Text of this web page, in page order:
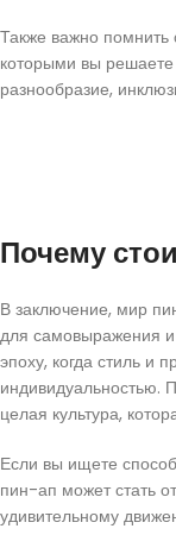
Также важно помнить
которыми вы решаете
разнообразие,
Почему
В заключение, мир
для самовыражения и
эпоху, когда стиль и
индивидуальностью.
целая культура,
Если вы ищете
пин-ап может стать
удивительному